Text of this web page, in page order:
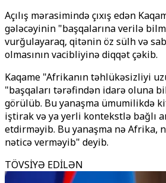
Açılış mərasimində çıxış edən
gələcəyinin "başqalarına verilə
vurğulayaraq, qitənin öz sülh və
olmasının vacibliyinə diqqət çəkib.
Kaqame "Afrikanın təhlükəsizliyi
"başqaları tərəfindən idarə oluna
görülüb. Bu yanaşma ümumilikdə
iştirak və ya yerli kontekstlə bağlı
etdirməyib. Bu yanaşma nə Afrika,
nəticə verməyib" deyib.
TÖVSİYƏ EDİLƏN